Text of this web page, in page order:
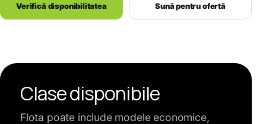
Verifică disponibilitatea Sună pentru ofertă
Clase disponibile
Flota poate include modele economice,